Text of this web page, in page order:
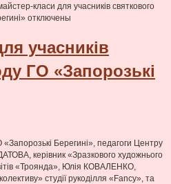
класи для учасників святкового
отключены
учасників
ГО «Запорозькі
Берегині», педагоги Центру
керівник «Зразкового художнього
«Троянда», Юлія КОВАЛЕНКО,
студії рукоділля «Fancy», та